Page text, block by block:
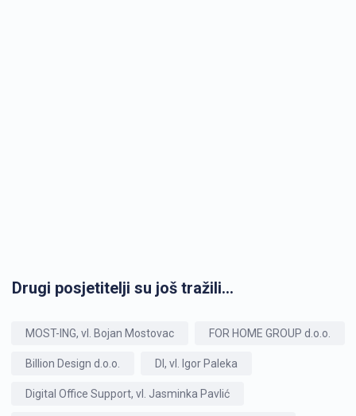
Drugi posjetitelji su još tražili...
MOST-ING, vl. Bojan Mostovac FOR HOME GROUP d.o.o.
Billion Design d.o.o. DI, vl. Igor Paleka
Digital Office Support, vl. Jasminka Pavlić